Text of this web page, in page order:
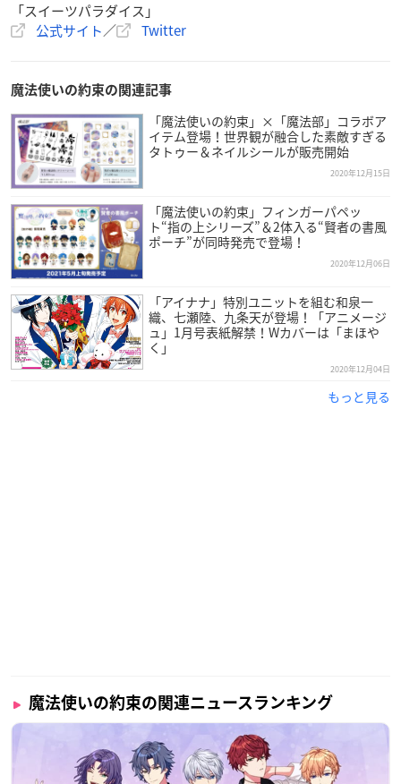
1/15(金)～2/15(月)の期間、
スイーツパラダイス全国10店舗にて開催です✨
上倉エクさん(@ekureea)のスイパラ限定イラストが登場❣️
ご予約など詳細はhttps://t.co/JNL8ASKAfg
グッズやメニューの詳細は後日公開します！
#まほやくpic.twitter.com/wgZ7DUws7m
— スイーツパラダイスコラボ【公式】 (@SP_collabo)Dece
mber 11, 2020
「スイーツパラダイス」
公式サイト／ Twitter
魔法使いの約束の関連記事
「魔法使いの約束」×「魔法部」コラボア
イテム登場！世界観が融合した素敵すぎる
タトゥー＆ネイルシールが販売開始
2020年12月15日
「魔法使いの約束」フィンガーパペッ
ト“指の上シリーズ”＆2体入る“賢者の書風
ポーチ”が同時発売で登場！
2020年12月06日
「アイナナ」特別ユニットを組む和泉一
織、七瀬陸、九条天が登場！「アニメージ
ュ」1月号表紙解禁！Wカバーは「まほや
く」
2020年12月04日
もっと見る
魔法使いの約束の関連ニュースランキング